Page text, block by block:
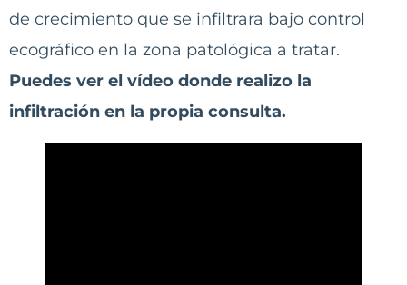
de crecimiento que se infiltrara bajo control
ecográfico en la zona patológica a tratar.
Puedes ver el vídeo donde realizo la
infiltración en la propia consulta.